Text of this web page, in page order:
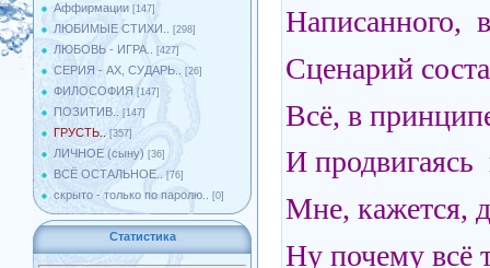
Аффирмации [147]
ЛЮБИМЫЕ СТИХИ.. [298]
ЛЮБОВЬ - ИГРА.. [427]
СЕРИЯ - АХ, СУДАРЬ.. [26]
ФИЛОСОФИЯ [147]
ПОЗИТИВ.. [147]
ГРУСТЬ.. [357]
ЛИЧНОЕ (сыну) [36]
ВСЁ ОСТАЛЬНОЕ.. [76]
скрыто - только по паролю.. [0]
Статистика
Написанного,
Сценарий
Всё, в
И продвигаясь
Мне, кажется,
Ну почему всё